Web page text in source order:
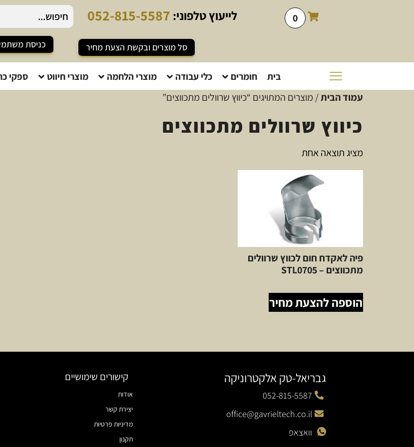
0 לייעוץטלפוני: -815-5587
סל מוצרים ובקשת הצעת מחיר כניסת
בית חומרים כלי עבודה מוצרי הלחמה מוצרי חיווט ספקי
עמוד הבית/ מוצרים המתויגים “כיווץ שרוולים מתכווצים”
כיווץ שרוולים מתכווצים
מציג תוצאה אחת
פיה לאקדח חום לכווץ שרוולים
מתכווצים – STL0705
הוספה להצעת מחיר
גבריאל-טק אלקטרוניקה
052-815-5587
office@gavrieltech.co.il
וואצאפ
קישורים שימושיים
אודות
יצירת קשר
מדיניות פרטיות
תקנון